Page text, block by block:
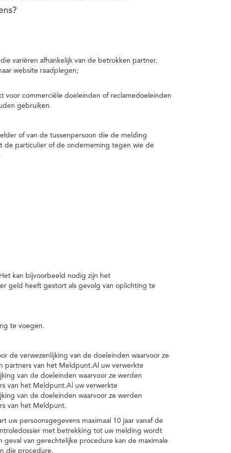
variëren afhankelijk van de betrokken partner.
website raadplegen;
voor commerciële doeleinden of reclamedoeleinden
gebruiken.
of van de tussenpersoon die de melding
de particulier of de onderneming tegen wie de
kan bijvoorbeeld nodig zijn het
geld heeft gestort als gevolg van oplichting te
te voegen.
de verwezenlijking van de doeleinden waarvoor ze
partners van het Meldpunt.Al uw verwerkte
van de doeleinden waarvoor ze werden
van het Meldpunt.Al uw verwerkte
van de doeleinden waarvoor ze werden
van het Meldpunt.
uw persoonsgegevens maximaal 10 jaar vanaf de
met betrekking tot uw melding wordt
van gerechtelijke procedure kan de maximale
die procedure.